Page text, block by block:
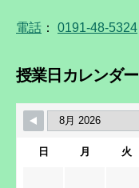
電話 ： 0191-48-5324
授業日カレンダー
日 月 火